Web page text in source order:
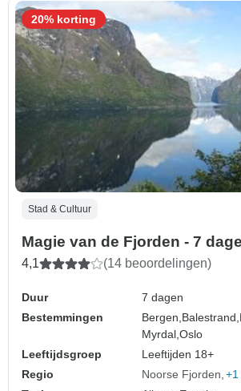
Stad & Cultuur
Magie van de Fjorden - 7
4,1 (14 beoordelingen)
Duur
7 dagen
Bestemmingen
Bergen, Balestrand,
Myrdal,Oslo
Leeftijdsgroep
Leeftijden 18+
Regio
Noorse Fjorden
20% korting